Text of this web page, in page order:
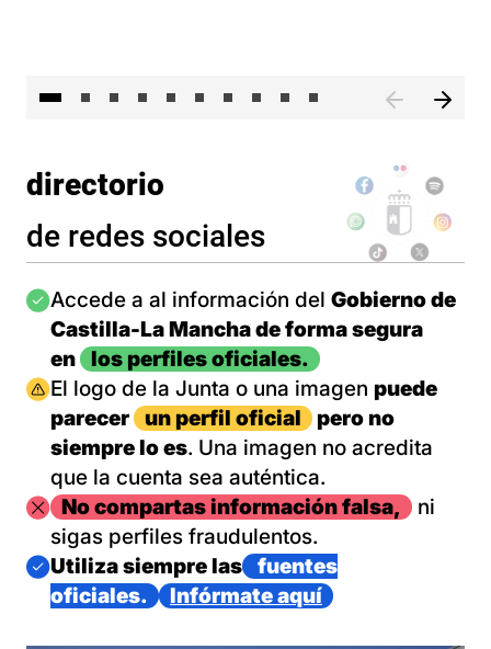
directorio
de redes sociales
Imagen
Accede a al información del Gobierno de
Castilla-La Mancha de forma segura
en
los perfiles oficiales.
Imagen
El logo de la Junta o una imagen puede
parecer
un perfil oficial
pero no
siempre lo es. Una imagen no acredita
que la cuenta sea auténtica.
ImagenNo compartas información falsa,
ni
sigas perfiles fraudulentos.
Imagen
Utiliza siempre las
fuentes
oficiales.
Infórmate aquí